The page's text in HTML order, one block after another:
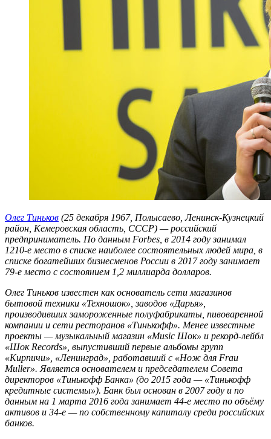
Олег Тиньков (25 декабря 1967, Полысаево, Ленинск-Кузнецкий
район, Кемеровская область, СССР) — российский
предприниматель. По данным Forbes, в 2014 году занимал
1210-е место в списке наиболее состоятельных людей мира, в
списке богатейших бизнесменов России в 2017 году занимает
79-е место с состоянием 1,2 миллиарда долларов.
Олег Тиньков известен как основатель сети магазинов
бытовой техники «Техношок», заводов «Дарья»,
производивших замороженные полуфабрикаты, пивоваренной
компании и сети ресторанов «Тинькофф». Менее известные
проекты — музыкальный магазин «Music Шок» и рекорд-лейбл
«Шок Records», выпустивший первые альбомы групп
«Кирпичи», «Ленинград», работавший с «Нож для Frau
Muller». Является основателем и председателем Совета
директоров «Тинькофф Банка» (до 2015 года — «Тинькофф
кредитные системы»). Банк был основан в 2007 году и по
данным на 1 марта 2016 года занимает 44-е место по объёму
активов и 34-е — по собственному капиталу среди российских
банков.